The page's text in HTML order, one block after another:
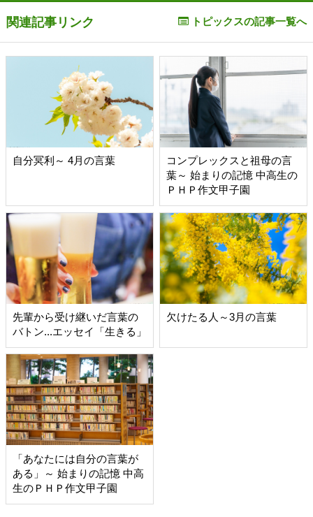
関連記事リンク トピックスの記事一覧へ
自分冥利～ 4月の言葉
コンプレックスと祖母の言
葉～ 始まりの記憶 中高生の
ＰＨＰ作文甲子園
先輩から受け継いだ言葉の
バトン...エッセイ「生きる」
欠けたる人～3月の言葉
「あなたには自分の言葉が
ある」～ 始まりの記憶 中高
生のＰＨＰ作文甲子園